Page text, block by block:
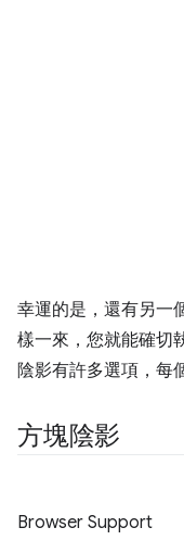
幸運的是，還有另一
樣一來，您就能確切
陰影有許多選項，每
方塊陰影
Browser Support